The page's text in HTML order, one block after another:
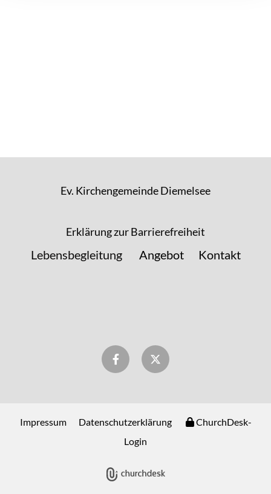
Ev. Kirchengemeinde Diemelsee
Erklärung zur Barrierefreiheit
Lebensbegleitung Angebot Kontakt
Impressum Datenschutzerklärung
ChurchDesk-
Login